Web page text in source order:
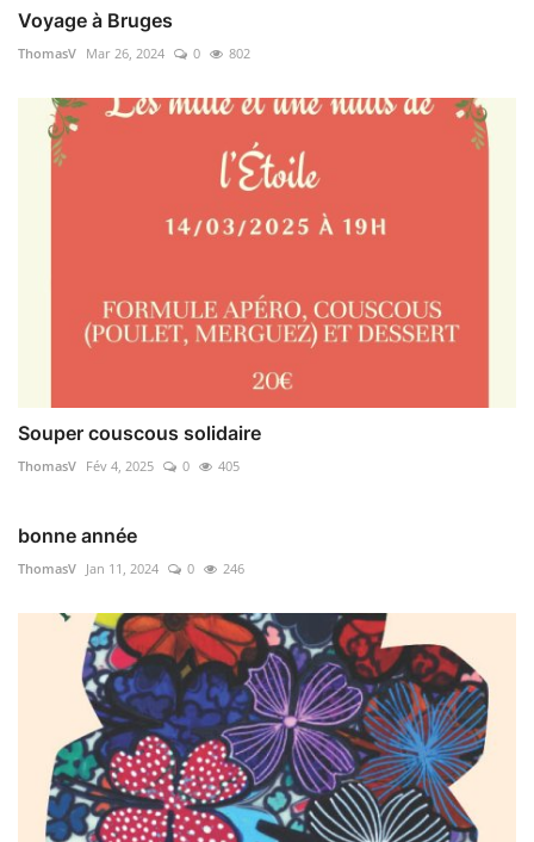
Voyage à Bruges
ThomasV Mar 26, 2024 0 802
Souper couscous solidaire
ThomasV Fév 4, 2025 0 405
bonne année
ThomasV Jan 11, 2024 0 246